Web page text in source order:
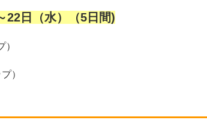
22日（水）（5日間)
）